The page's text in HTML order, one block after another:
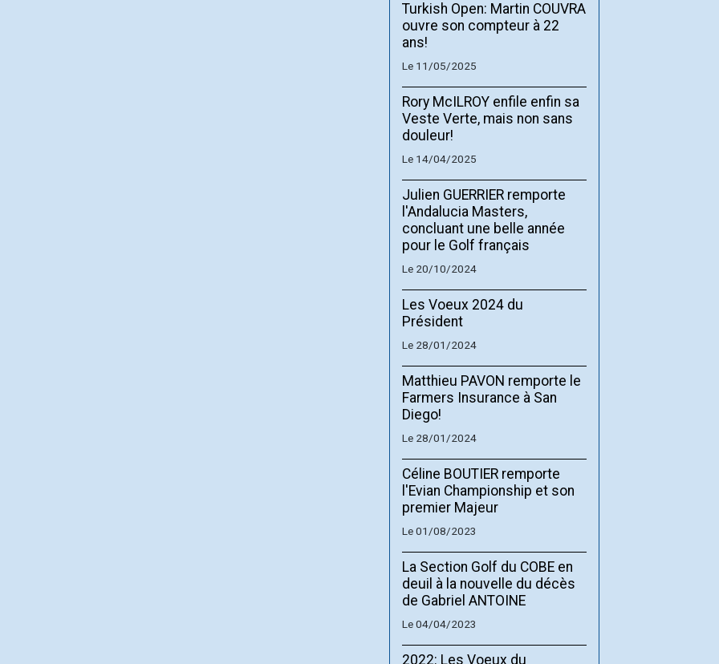
Turkish Open: Martin COUVRA
ouvre son compteur à 22
ans!
Le 11/05/2025
Rory McILROY enfile enfin sa
Veste Verte, mais non sans
douleur!
Le 14/04/2025
Julien GUERRIER remporte
l'Andalucia Masters,
concluant une belle année
pour le Golf français
Le 20/10/2024
Les Voeux 2024 du
Président
Le 28/01/2024
Matthieu PAVON remporte le
Farmers Insurance à San
Diego!
Le 28/01/2024
Céline BOUTIER remporte
l'Evian Championship et son
premier Majeur
Le 01/08/2023
La Section Golf du COBE en
deuil à la nouvelle du décès
de Gabriel ANTOINE
Le 04/04/2023
2022: Les Voeux du